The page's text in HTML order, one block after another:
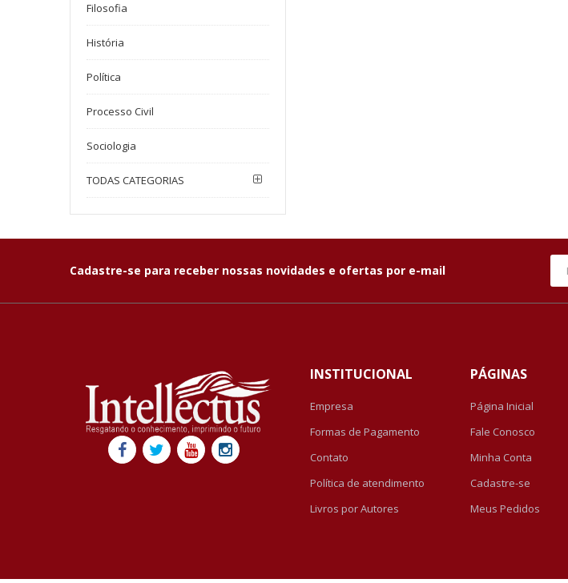
Filosofia
História
Política
Processo Civil
Sociologia
TODAS CATEGORIAS
Cadastre-se para receber nossas novidades e ofertas por e-mail
INSTITUCIONAL
Empresa
Formas de Pagamento
Contato
Política de atendimento
Livros por Autores
PÁGINAS
Página Inicial
Fale Conosco
Minha Conta
Cadastre-se
Meus Pedidos